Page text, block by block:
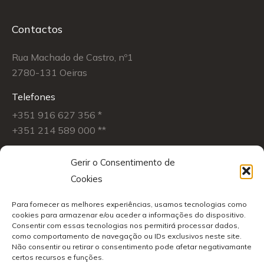
Gerir o Consentimento de
Cookies
Para fornecer as melhores experiências, usamos tecnologias como
cookies para armazenar e/ou aceder a informações do dispositivo.
Consentir com essas tecnologias nos permitirá processar dados,
como comportamento de navegação ou IDs exclusivos neste site.
Não consentir ou retirar o consentimento pode afetar negativamante
certos recursos e funções.
Contactos
Rua Machado de Castro, nº1
2780-131 Oeiras
Telefones
+351 916 627 356 *
+351 214 589 000 **
quintadasrunas@gmail.com
Facebook
page
opens
in
Instagram
page
opens
in
Procurar
Search: